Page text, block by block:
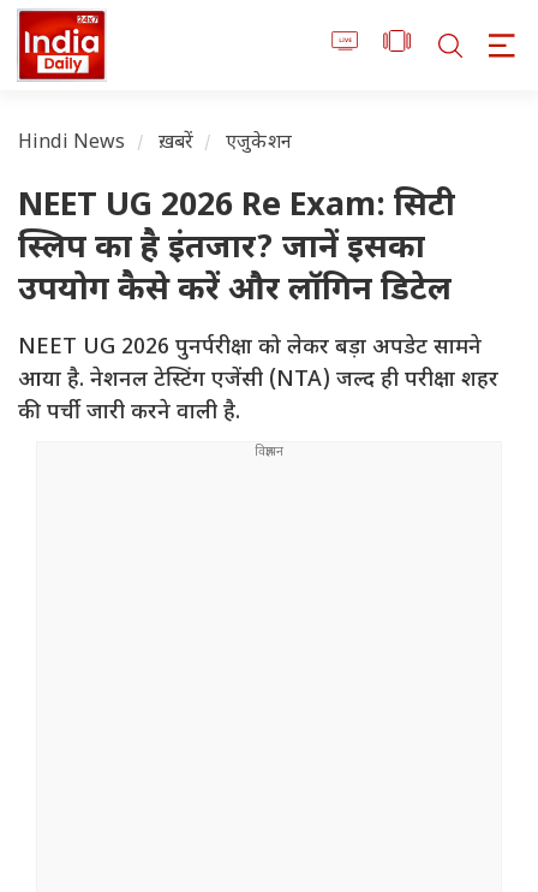
Hindi News ख़बरें एजुकेशन
NEET UG 2026 Re Exam: सिटी
स्लिप का है इंतजार? जानें इसका
उपयोग कैसे करें और लॉगिन डिटेल
NEET UG 2026 पुनर्परीक्षा को लेकर बड़ा अपडेट सामने
आया है. नेशनल टेस्टिंग एजेंसी (NTA) जल्द ही परीक्षा शहर
की पर्ची जारी करने वाली है.